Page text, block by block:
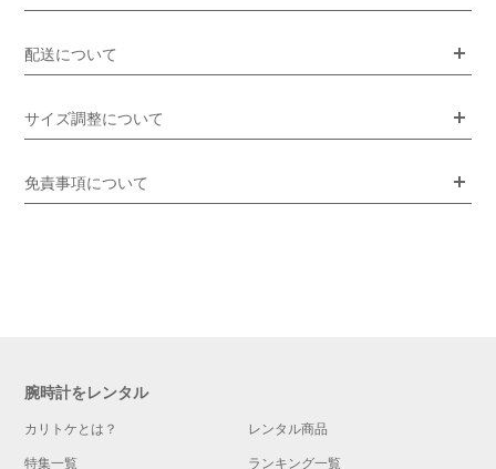
配送について
サイズ調整について
免責事項について
腕時計をレンタル
カリトケとは？ レンタル商品
特集一覧 ランキング一覧